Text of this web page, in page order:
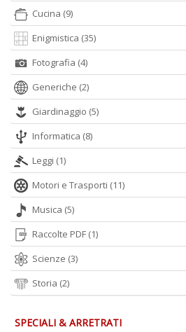
Cucina (9)
Enigmistica (35)
Fotografia (4)
Generiche (2)
Giardinaggio (5)
Informatica (8)
Leggi (1)
Motori e Trasporti (11)
Musica (5)
Raccolte PDF (1)
Scienze (3)
Storia (2)
SPECIALI & ARRETRATI